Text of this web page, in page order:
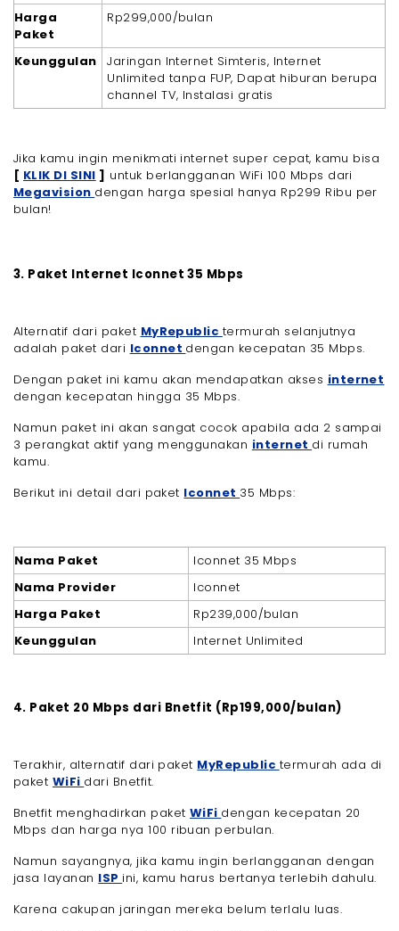
Harga
Paket
Rp299,000/bulan
Keunggulan
Jaringan Internet Simteris, Internet
Unlimited tanpa FUP, Dapat hiburan berupa
channel TV, Instalasi gratis
Jika kamu ingin menikmati internet super cepat, kamu bisa
[ KLIK DI SINI ] untuk berlangganan WiFi 100 Mbps dari
Megavision dengan harga spesial hanya Rp299 Ribu per
bulan!
3. Paket Internet Iconnet 35 Mbps
Alternatif dari paket MyRepublic termurah selanjutnya
adalah paket dari Iconnet dengan kecepatan 35 Mbps.
Dengan paket ini kamu akan mendapatkan akses internet
dengan kecepatan hingga 35 Mbps.
Namun paket ini akan sangat cocok apabila ada 2 sampai
3 perangkat aktif yang menggunakan internet di rumah
kamu.
Berikut ini detail dari paket Iconnet 35 Mbps:
Nama Paket
Iconnet 35 Mbps
Nama Provider
Iconnet
Harga Paket
Rp239,000/bulan
Keunggulan
Internet Unlimited
4. Paket 20 Mbps dari Bnetfit (Rp199,000/bulan)
Terakhir, alternatif dari paket MyRepublic termurah ada di
paket WiFi dari Bnetfit.
Bnetfit menghadirkan paket WiFi dengan kecepatan 20
Mbps dan harga nya 100 ribuan perbulan.
Namun sayangnya, jika kamu ingin berlangganan dengan
jasa layanan ISP ini, kamu harus bertanya terlebih dahulu.
Karena cakupan jaringan mereka belum terlalu luas.